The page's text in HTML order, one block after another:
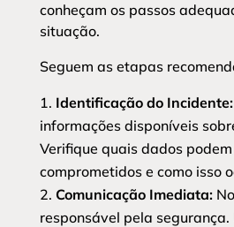
conheçam os passos
situação.
Seguem as etapas
Identificação do Incidente:
informações disponíveis
Verifique quais dados
comprometidos e como isso
Comunicação Imediata:
responsável pela segurança.